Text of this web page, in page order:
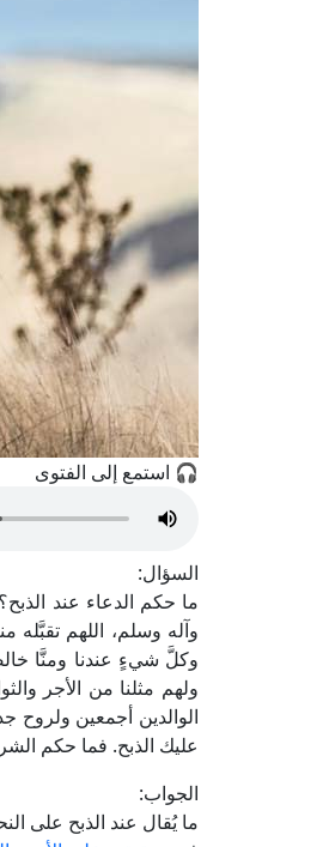
🎧 استمع إلى الفتوى
السؤال:
ما حكم الدعاء عند
وآله وسلم، اللهم تقبَّله
وكلَّ شيءٍ عندنا ومنَّا
ولهم مثلنا من الأجر
الوالدين أجمعين ولروح
عليك الذبح. فما حكم
الجواب:
ما يُقال عند الذبح على